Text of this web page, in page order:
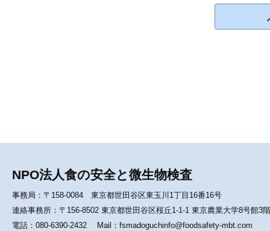
NPO法人食の安全と微生物検査
事務局：〒158-0084 東京都世田谷区東玉川1丁目16番16号
連絡事務所：〒156-8502 東京都世田谷区桜丘1-1-1 東京農業大学8号館3
電話：080-6390-2432 Mail：fsmadoguchinfo@foodsafety-mbt.com